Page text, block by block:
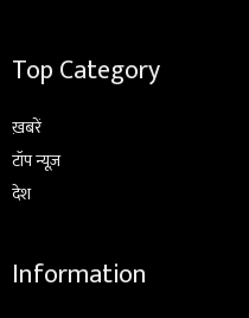
Top Category
ख़बरें
टॉप न्यूज़
देश
Information